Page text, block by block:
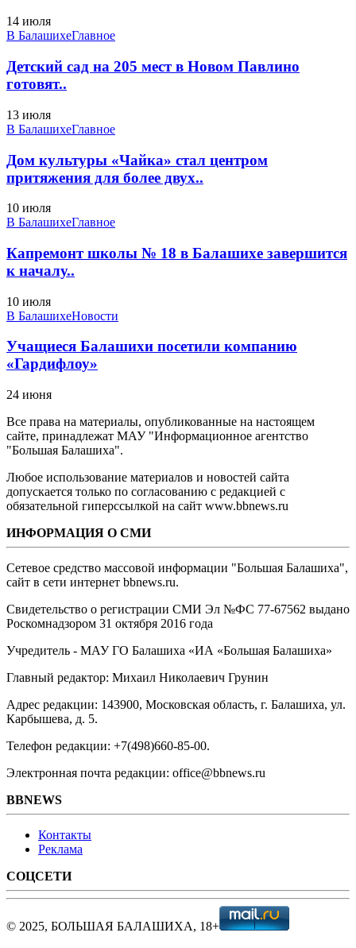
14 июля
В БалашихеГлавное
Детский сад на 205 мест в Новом Павлино
готовят..
13 июля
В БалашихеГлавное
Дом культуры «Чайка» стал центром
притяжения для более двух..
10 июля
В БалашихеГлавное
Капремонт школы № 18 в Балашихе завершится
к началу..
10 июля
В БалашихеНовости
Учащиеся Балашихи посетили компанию
«Гардифлоу»
24 июня
Все права на материалы, опубликованные на настоящем
сайте, принадлежат МАУ "Информационное агентство
"Большая Балашиха".
Любое использование материалов и новостей сайта
допускается только по согласованию с редакцией с
обязательной гиперссылкой на сайт www.bbnews.ru
ИНФОРМАЦИЯ О СМИ
Сетевое средство массовой информации "Большая Балашиха",
сайт в сети интернет bbnews.ru.
Свидетельство о регистрации СМИ Эл №ФС ‎77-67562 выдано
Роскомнадзором 31 октября 2016 года
Учредитель - МАУ ГО Балашиха «ИА «Большая Балашиха»
Главный редактор: Михаил Николаевич Грунин
Адрес редакции: 143900, Московская область, г. Балашиха, ул.
Карбышева, д. 5.
Телефон редакции: +7(498)660-85-00.
Электронная почта редакции: office@bbnews.ru
BBNEWS
Контакты
Реклама
СОЦСЕТИ
© 2025, БОЛЬШАЯ БАЛАШИХА, 18+